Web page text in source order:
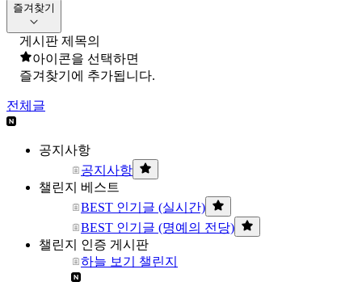
즐겨찾기
게시판 제목의
아이콘을 선택하면
즐겨찾기에 추가됩니다.
전체글
공지사항
공지사항
챌린지 베스트
BEST 인기글 (실시간)
BEST 인기글 (명예의 전당)
챌린지 인증 게시판
하늘 보기 챌린지